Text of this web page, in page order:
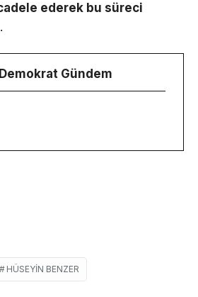
ederek bu süreci
Demokrat Gündem
HÜSEYIN BENZER